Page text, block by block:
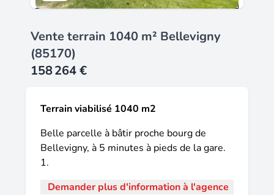
Vente terrain 1040 m² Bellevigny
(85170)
158 264 €
Terrain viabilisé 1040 m2
Belle parcelle à bâtir proche bourg de
Bellevigny, à 5 minutes à pieds de la gare.
1.
Demander plus d'information à l'agence